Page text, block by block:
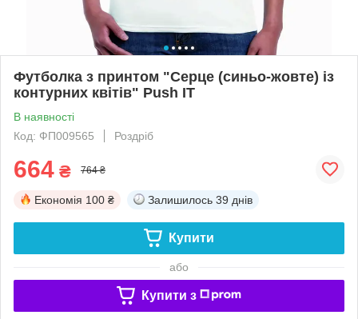
Футболка з принтом "Серце (синьо-жовте) із
контурних квітів" Push IT
В наявності
Код: ФП009565
Роздріб
664 ₴ 764 ₴
Економія 100 ₴ Залишилось 39 днів
Купити
або
Купити з